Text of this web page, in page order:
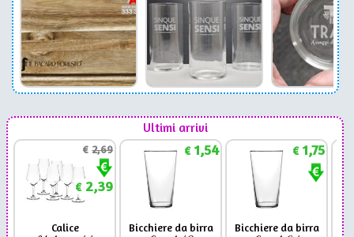
Ultimi arrivi
€2,69
€2,39
Calice
€1,54
Bicchiere da birra
€1,75
Bicchiere da birra